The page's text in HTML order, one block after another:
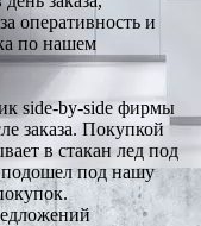
оперативность и
по нашем
side-by-side фирмы
заказа. Покупкой
в стакан лед под
подошел под нашу